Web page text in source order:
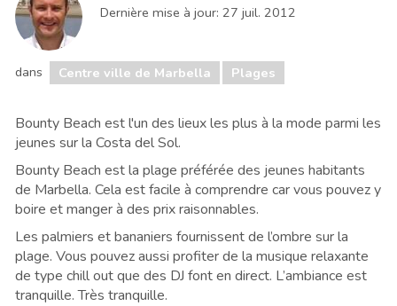
Dernière mise à jour: 27 juil. 2012
dans Centre ville de Marbella Plages
Bounty Beach est l'un des lieux les plus à la mode parmi les
jeunes sur la Costa del Sol.
Bounty Beach est la plage préférée des jeunes habitants
de Marbella. Cela est facile à comprendre car vous pouvez y
boire et manger à des prix raisonnables.
Les palmiers et bananiers fournissent de l’ombre sur la
plage. Vous pouvez aussi profiter de la musique relaxante
de type chill out que des DJ font en direct. L’ambiance est
tranquille. Très tranquille.